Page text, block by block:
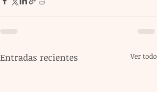
Entradas recientes Ver todo